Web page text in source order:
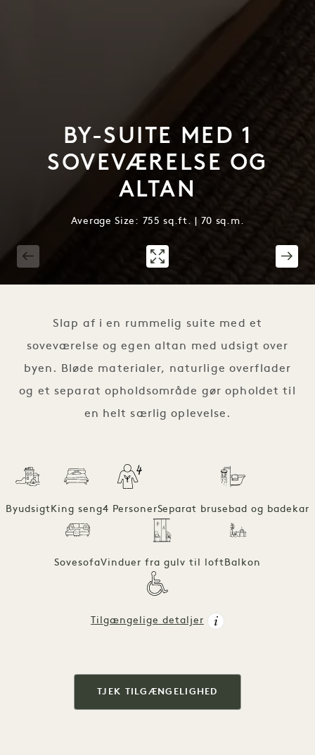
BY-SUITE MED 1
SOVEVÆRELSE OG
ALTAN
Average Size: 755 sq.ft. | 70 sq.m.
Slap af i en rummelig suite med et
soveværelse og egen altan med udsigt over
byen. Bløde materialer, naturlige overflader
og et separat opholdsområde gør opholdet til
en helt særlig oplevelse.
Byudsigt King seng4 PersonerSeparat brusebad og badekar
SovesofaVinduer fra gulv til loft Balkon
Tilgængelige detaljer
TJEK TILGÆNGELIGHED